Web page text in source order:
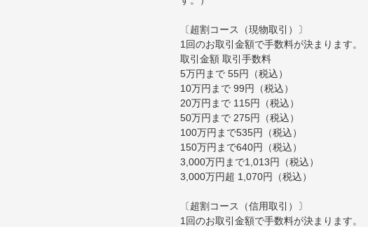
〔超割コース（現物取引）〕
1回のお取引金額で手数料が決まります。
取引金額 取引手数料
5万円まで 55円（税込）
10万円まで 99円（税込）
20万円まで 115円（税込）
50万円まで 275円（税込）
100万円まで535円（税込）
150万円まで640円（税込）
3,000万円まで1,013円（税込）
3,000万円超 1,070円（税込）
〔超割コース（信用取引）〕
1回のお取引金額で手数料が決まります。